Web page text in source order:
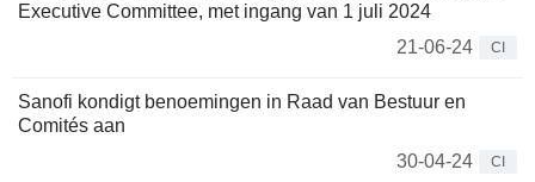
Executive Committee, met ingang van 1 juli 2024
21-06-24
CI
Sanofi kondigt benoemingen in Raad van Bestuur en
Comités aan
30-04-24
CI